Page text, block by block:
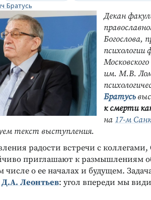
Братусь
Декан
Богослова,
психологии
им. М.В.
Братусь
к смерти
на 17-м
текст выступления.
радости встречи с
приглашают к размышлениям
о ее началах и будущем.
Д.А. Леонтьев: угол впереди мы